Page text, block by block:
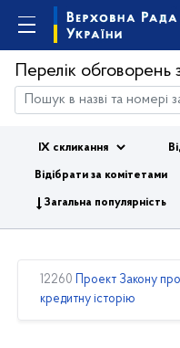
Перелік обговорень
Відібрати за комітетами
Загальна популярність
12260 Проект Закону про
кредитну історію